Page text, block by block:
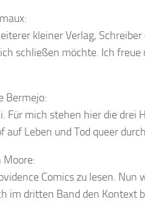
kleiner Verlag, Schreiber
schließen möchte. Ich freue
Bermejo:
Für mich stehen hier die drei
Leben und Tod queer
Moore:
Comics zu lesen. Nun
im dritten Band den Kontext
DU WILLST
MEHR?